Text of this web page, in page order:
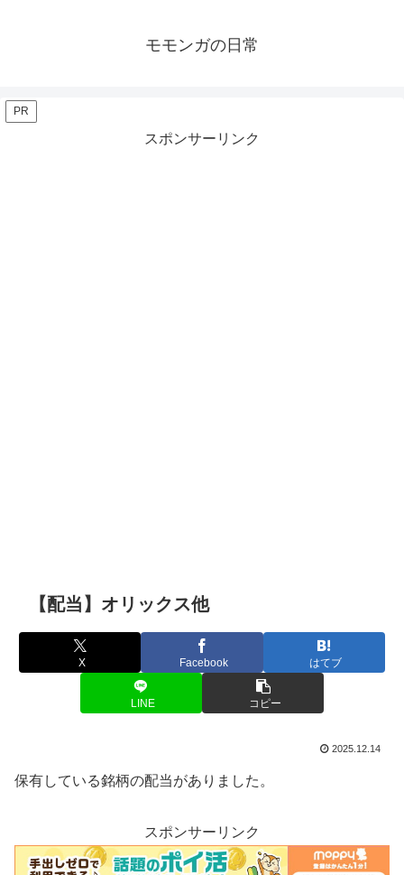
モモンガの日常
PR
スポンサーリンク
【配当】オリックス他
X Facebook はてブ
LINE コピー
2025.12.14
保有している銘柄の配当がありました。
スポンサーリンク